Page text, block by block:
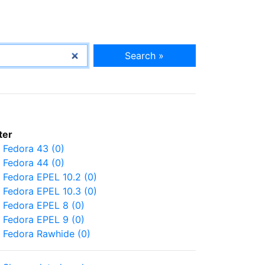
Search »
Fedora 43 (0)
Fedora 44 (0)
Fedora EPEL 10.2 (0)
Fedora EPEL 10.3 (0)
Fedora EPEL 8 (0)
Fedora EPEL 9 (0)
Fedora Rawhide (0)